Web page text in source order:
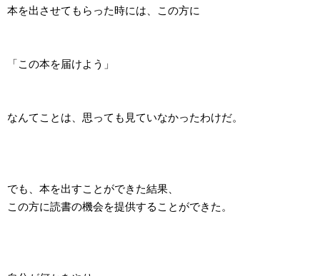
本を出させてもらった時には、この方に
「この本を届けよう」
なんてことは、思っても見ていなかったわけだ。
でも、本を出すことができた結果、
この方に読書の機会を提供することができた。